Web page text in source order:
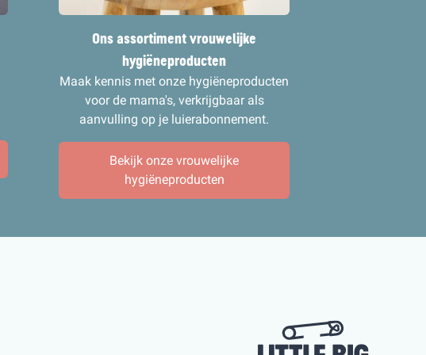
Ons assortiment vrouwelijke
hygiëneproducten
Maak kennis met onze hygiëneproducten
voor de mama's, verkrijgbaar als
aanvulling op je luierabonnement.
Bekijk onze vrouwelijke
hygiëneproducten